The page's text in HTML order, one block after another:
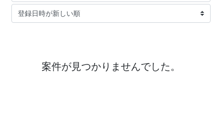
案件が見つかりませんでした。